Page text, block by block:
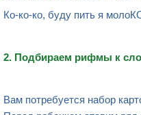
Ко-ко-ко, буду пить я
2. Подбираем рифмы к
Вам потребуется набор